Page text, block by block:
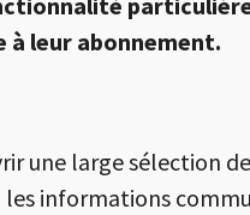
à leur abonnement.
large sélection de
informations